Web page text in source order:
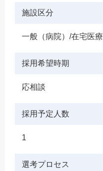
施設区分
一般（病院）/在宅医療
採用希望時期
応相談
採用予定人数
1
選考プロセス